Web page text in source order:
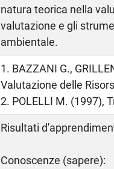
natura teorica nella
valutazione e gli
ambientale.
1. BAZZANI G.,
Valutazione delle
2. POLELLI M. (1997),
Risultati
Conoscenze (sapere):